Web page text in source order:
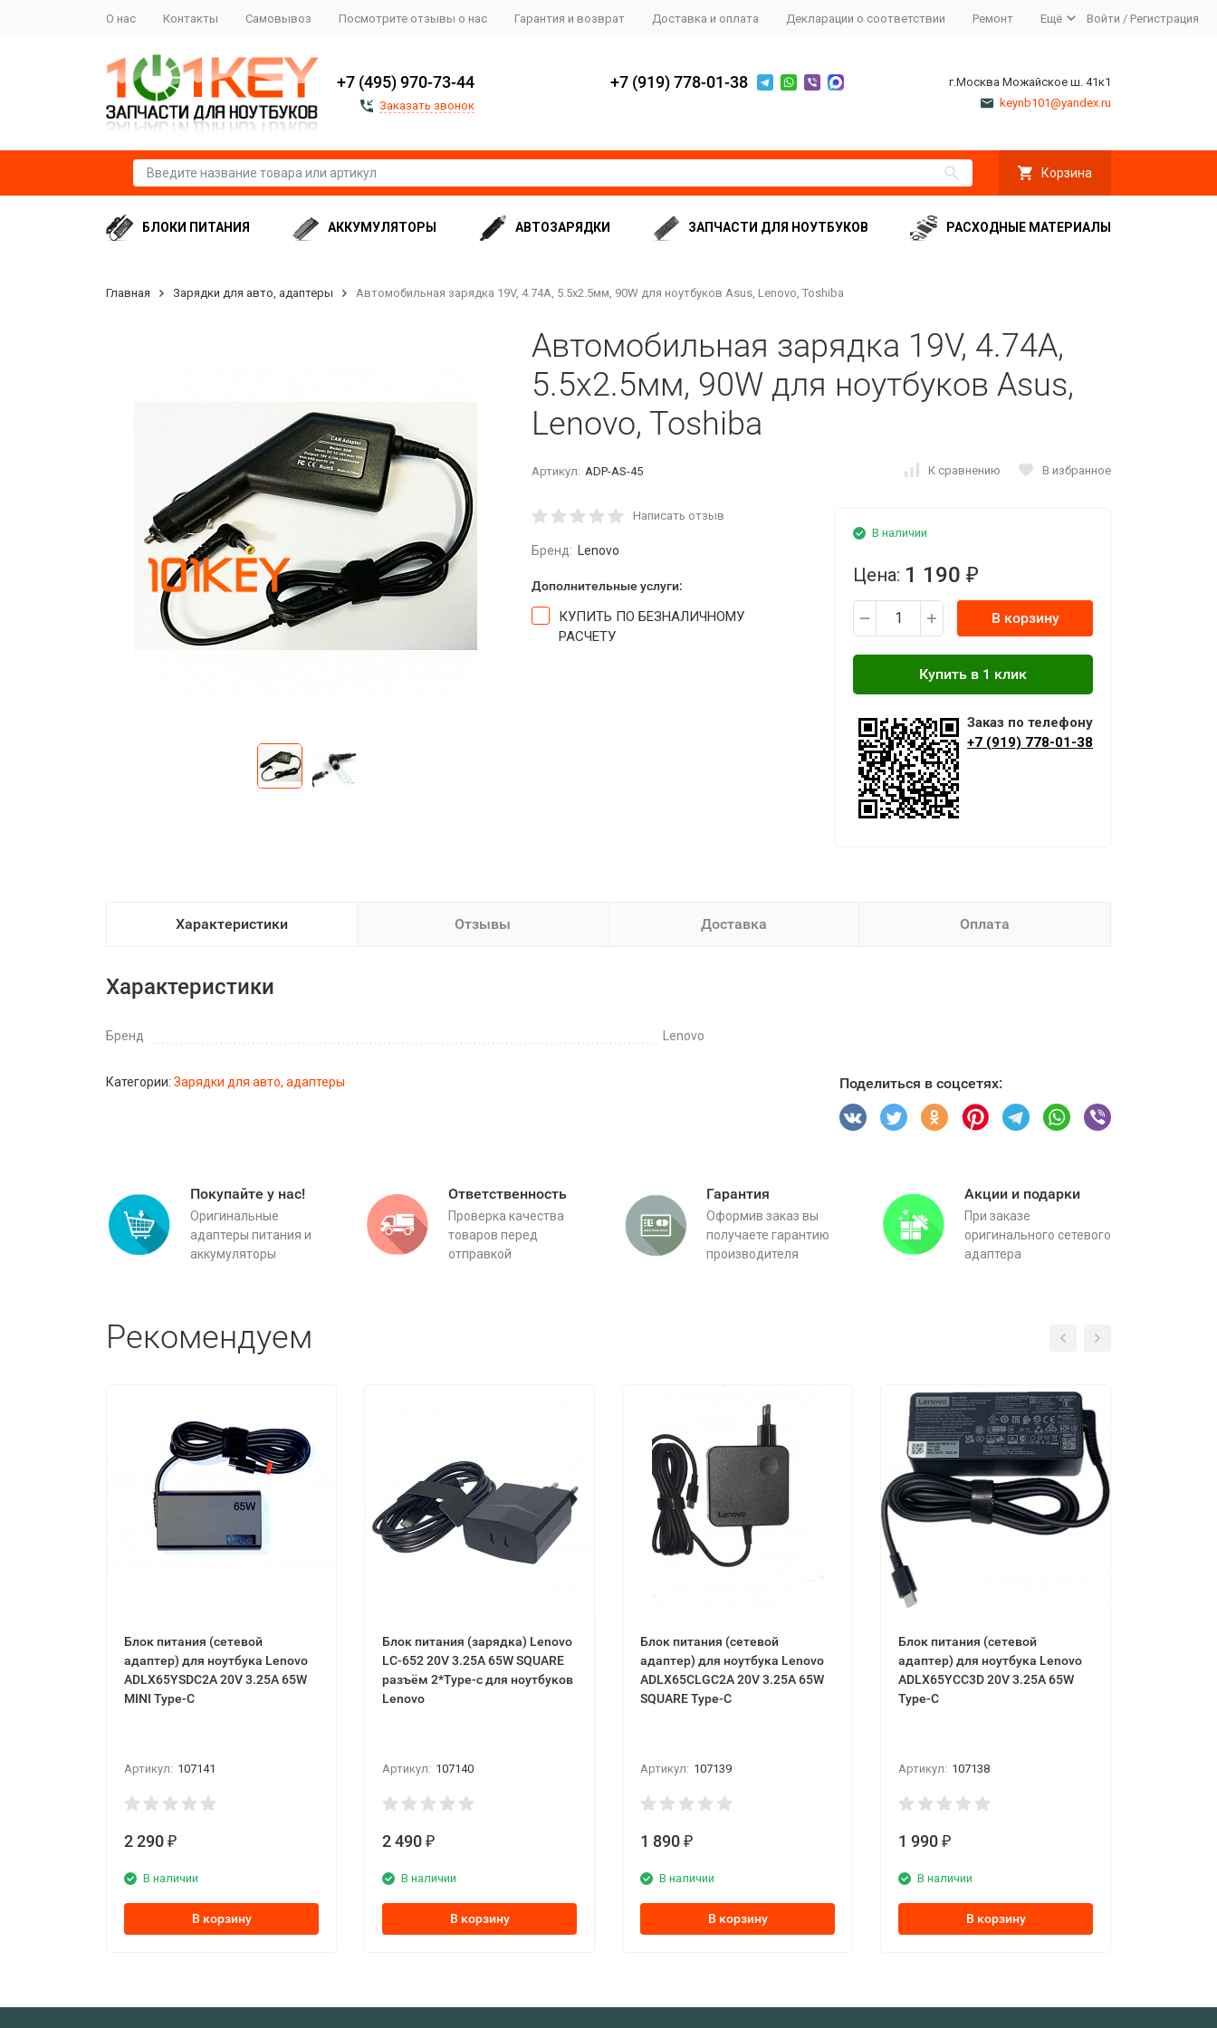
О нас Контакты Самовывоз Посмотрите отзывы о нас Гарантия и возврат Доставка и оплата Декларации о соответствии Ремонт Ещё Войти / Регистрация
+7 (495) 970-73-44
Заказать звонок
+7 (919) 778-01-38
г.Москва Можайское ш. 41к1
keynb101@yandex.ru
Корзина
БЛОКИ ПИТАНИЯ АККУМУЛЯТОРЫ АВТОЗАРЯДКИ ЗАПЧАСТИ ДЛЯ НОУТБУКОВ РАСХОДНЫЕ МАТЕРИАЛЫ
Главная Зарядки для авто, адаптеры Автомобильная зарядка 19V, 4.74A, 5.5x2.5мм, 90W для ноутбуков Asus, Lenovo, Toshiba
Автомобильная зарядка 19V, 4.74A,
5.5x2.5мм, 90W для ноутбуков Asus,
Lenovo, Toshiba
Артикул: ADP-AS-45 К сравнению В избранное
Написать отзыв
Бренд: Lenovo
Дополнительные услуги:
КУПИТЬ ПО БЕЗНАЛИЧНОМУ
РАСЧЕТУ
В наличии
Цена: 1 190 ₽
В корзину
Заказ по телефону
+7 (919) 778-01-38
Характеристики Отзывы Доставка Оплата
Характеристики
Бренд Lenovo
Категории: Зарядки для авто, адаптеры Поделиться в соцсетях:
Покупайте у нас!
Оригинальные
адаптеры питания и
аккумуляторы
Ответственность
Проверка качества
товаров перед
отправкой
Гарантия
Оформив заказ вы
получаете гарантию
производителя
Акции и подарки
При заказе
оригинального сетевого
адаптера
Рекомендуем
Блок питания (сетевой
адаптер) для ноутбука Lenovo
ADLX65YSDC2A 20V 3.25A 65W
MINI Type-C
Артикул: 107141
2 290 ₽
В наличии
В корзину
Блок питания (зарядка) Lenovo
LC-652 20V 3.25A 65W SQUARE
разъём 2*Type-c для ноутбуков
Lenovo
Артикул: 107140
2 490 ₽
В наличии
В корзину
Блок питания (сетевой
адаптер) для ноутбука Lenovo
ADLX65CLGC2A 20V 3.25A 65W
SQUARE Type-C
Артикул: 107139
1 890 ₽
В наличии
В корзину
Блок питания (сетевой
адаптер) для ноутбука Lenovo
ADLX65YCC3D 20V 3.25A 65W
Type-C
Артикул: 107138
1 990 ₽
В наличии
В корзину